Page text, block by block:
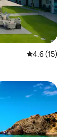
औसत रेटिंग 5
4.6 (15)